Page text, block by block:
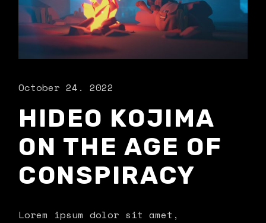
October 24. 2022
HIDEO KOJIMA
ON THE AGE OF
CONSPIRACY
Lorem ipsum dolor sit amet,